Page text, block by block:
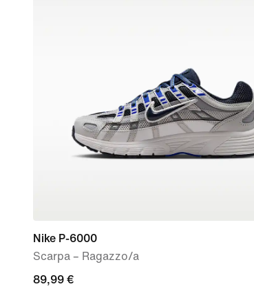
Nike P-6000
Scarpa – Ragazzo/a
89,99
89,99 €